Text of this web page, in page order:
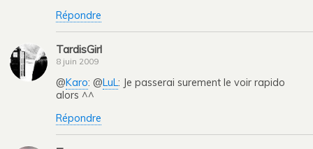
Répondre
TardisGirl
8 juin 2009
@Karo: @LuL: Je passerai surement le voir rapido
alors ^^
Répondre